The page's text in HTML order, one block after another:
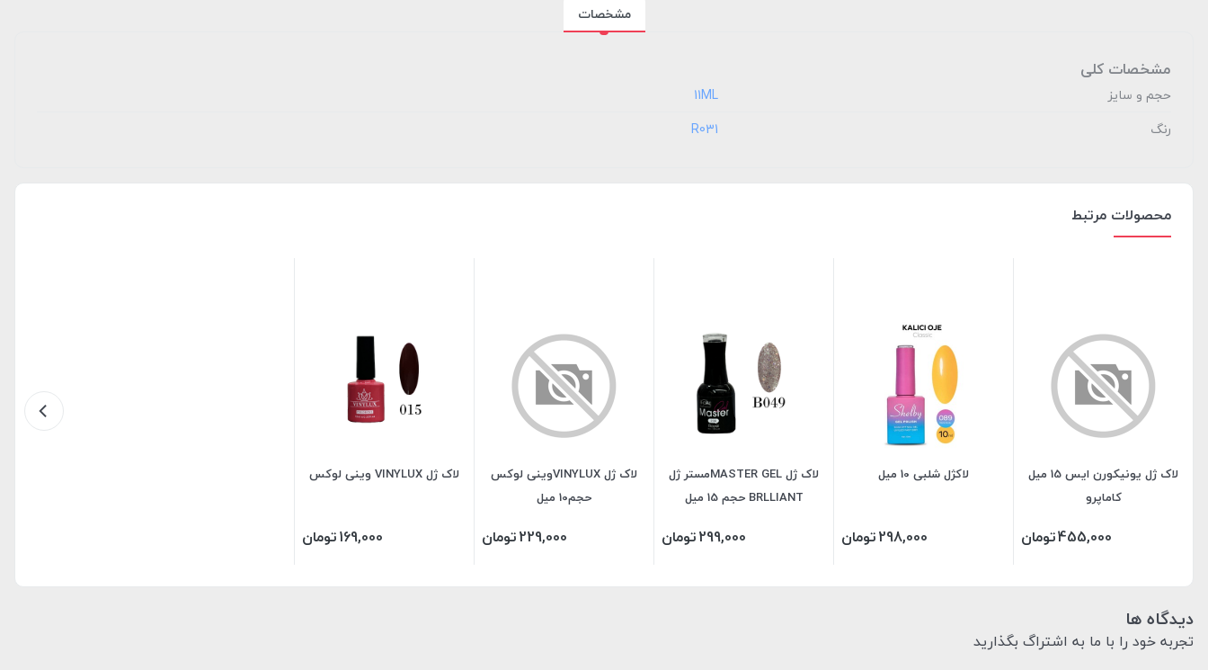
مشخصات
مشخصات کلی
حجم و سایز
‎11ML
رنگ
‎R031
محصولات مرتبط
لاک ژل یونیکورن ایس 15 میل
کاماپرو
455,000تومان
لاکژل شلبی 10 میل
298,000تومان
لاک ژل MASTER GELمستر ژل
BRLLIANT حجم 15 میل
299,000تومان
لاک ژل VINYLUXوینی لوکس
حجم10 میل
229,000تومان
لاک ژل VINYLUX وینی لوکس
169,000تومان
دیدگاه ها
تجربه خود را با ما به اشتراگ بگذارید